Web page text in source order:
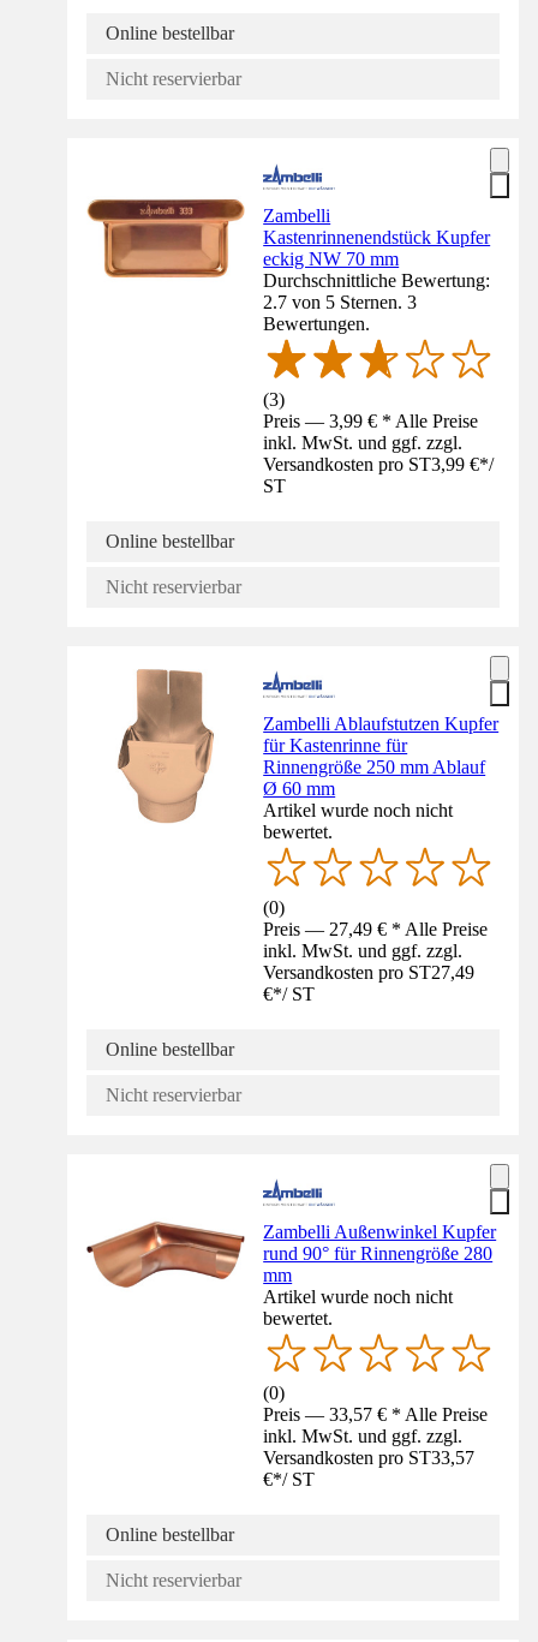
Online bestellbar
Nicht reservierbar
Zambelli
Kastenrinnenendstück Kupfer
eckig NW 70 mm
Durchschnittliche Bewertung:
2.7 von 5 Sternen. 3
Bewertungen.
(3)
Preis — 3,99 € * Alle Preise
inkl. MwSt. und ggf. zzgl.
Versandkosten pro ST3,99 €*/
ST
Online bestellbar
Nicht reservierbar
Zambelli Ablaufstutzen Kupfer
für Kastenrinne für
Rinnengröße 250 mm Ablauf
Ø 60 mm
Artikel wurde noch nicht
bewertet.
(0)
Preis — 27,49 € * Alle Preise
inkl. MwSt. und ggf. zzgl.
Versandkosten pro ST27,49
€*/ ST
Online bestellbar
Nicht reservierbar
Zambelli Außenwinkel Kupfer
rund 90° für Rinnengröße 280
mm
Artikel wurde noch nicht
bewertet.
(0)
Preis — 33,57 € * Alle Preise
inkl. MwSt. und ggf. zzgl.
Versandkosten pro ST33,57
€*/ ST
Online bestellbar
Nicht reservierbar